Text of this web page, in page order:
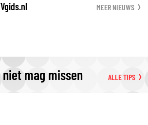
MEER NIEUWS
mag missen ALLE TIPS